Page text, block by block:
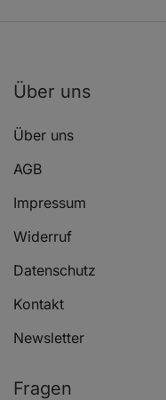
Über uns
Über uns
AGB
Impressum
Widerruf
Datenschutz
Kontakt
Newsletter
Fragen